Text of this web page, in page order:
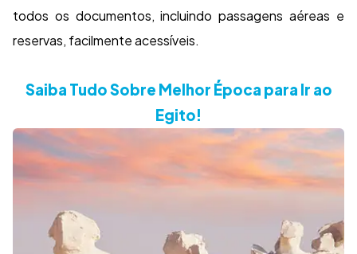
todos os documentos, incluindo passagens aéreas e
reservas, facilmente acessíveis.
Saiba Tudo Sobre Melhor Época para Ir ao
Egito!